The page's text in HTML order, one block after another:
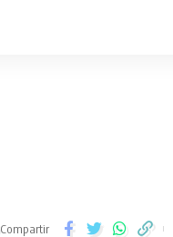
Compartir